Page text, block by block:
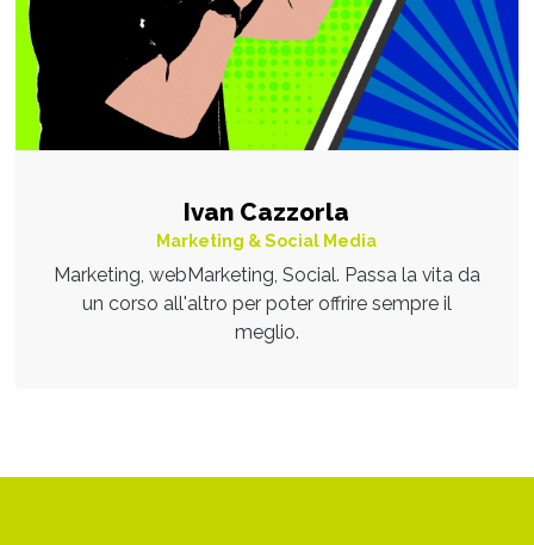
Ivan Cazzorla
Marketing & Social Media
Marketing, webMarketing, Social. Passa la vita da
un corso all'altro per poter offrire sempre il
meglio.